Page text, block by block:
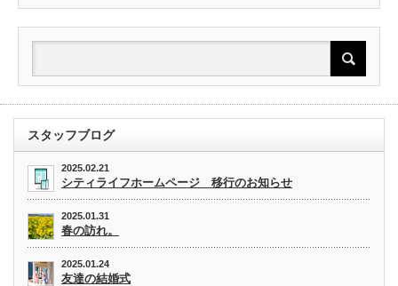
スタッフブログ
2025.02.21
シティライフホームページ 移行のお知らせ
2025.01.31
春の訪れ。
2025.01.24
友達の結婚式